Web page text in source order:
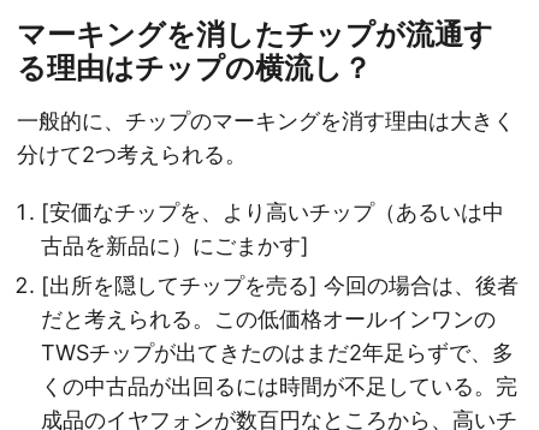
マーキングを消したチップが流通す
る理由はチップの横流し？
一般的に、チップのマーキングを消す理由は大きく
分けて2つ考えられる。
[安価なチップを、より高いチップ（あるいは中
古品を新品に）にごまかす]
[出所を隠してチップを売る] 今回の場合は、後者
だと考えられる。この低価格オールインワンの
TWSチップが出てきたのはまだ2年足らずで、多
くの中古品が出回るには時間が不足している。完
成品のイヤフォンが数百円なところから、高いチ